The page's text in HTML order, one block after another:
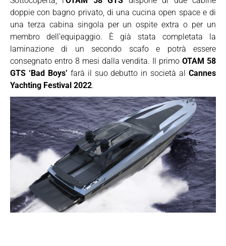
doppie con bagno privato, di una cucina open space e di
una terza cabina singola per un ospite extra o per un
membro dell’equipaggio. È già stata completata la
laminazione di un secondo scafo e potrà essere
consegnato entro 8 mesi dalla vendita. Il primoOTAM 58
GTS ‘Bad Boys’ farà il suo debutto in società alCannes
Yachting Festival 2022.